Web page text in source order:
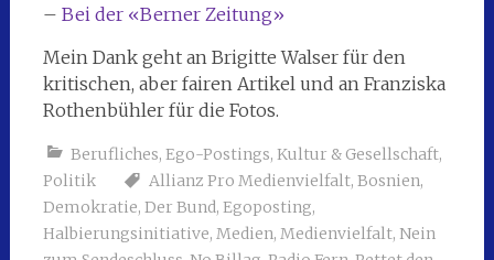
– Bei der «Berner Zeitung»
Mein Dank geht an Brigitte Walser für den
kritischen, aber fairen Artikel und an Franziska
Rothenbühler für die Fotos.
Berufliches, Ego-Postings, Kultur & Gesellschaft,
Politik
Allianz Pro Medienvielfalt, Bosnien,
Demokratie, Der Bund, Egoposting,
Halbierungsinitiative, Medien, Medienvielfalt, Nein